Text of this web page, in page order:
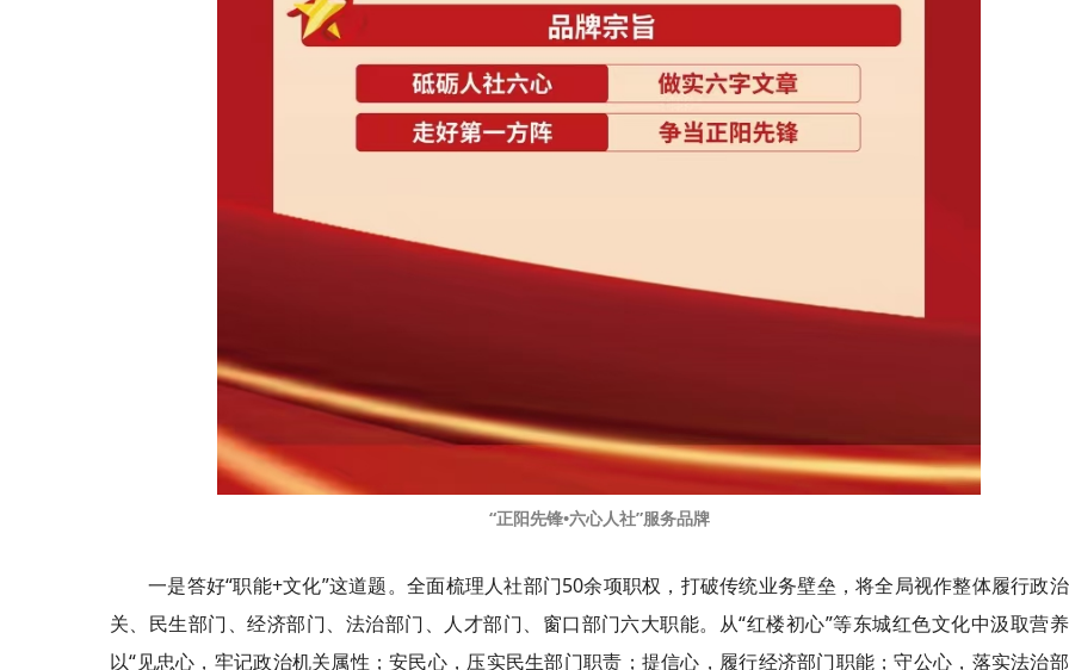
“正阳先锋•六心人社”服务品牌
一是答好“职能+文化”这道题。全面梳理人社部门50余项职权，打破传统业务壁垒，将全局视作整体履行政
关、民生部门、经济部门、法治部门、人才部门、窗口部门六大职能。从“红楼初心”等东城红色文化中汲取营
以“见忠心，牢记政治机关属性；安民心，压实民生部门职责；提信心，履行经济部门职能；守公心，落实法治